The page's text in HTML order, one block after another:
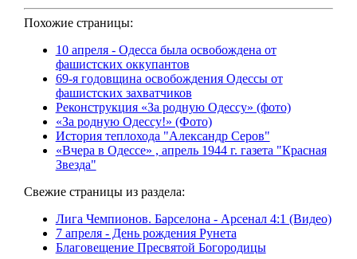
Похожие страницы:
10 апреля - Одесса была освобождена от
фашистских оккупантов
69-я годовщина освобождения Одессы от
фашистских захватчиков
Реконструкция «За родную Одессу» (фото)
«За родную Одессу!» (Фото)
История теплохода "Александр Серов"
«Вчера в Одессе» , апрель 1944 г. газета "Красная
Звезда"
Свежие страницы из раздела:
Лига Чемпионов. Барселона - Арсенал 4:1 (Видео)
7 апреля - День рождения Рунета
Благовещение Пресвятой Богородицы